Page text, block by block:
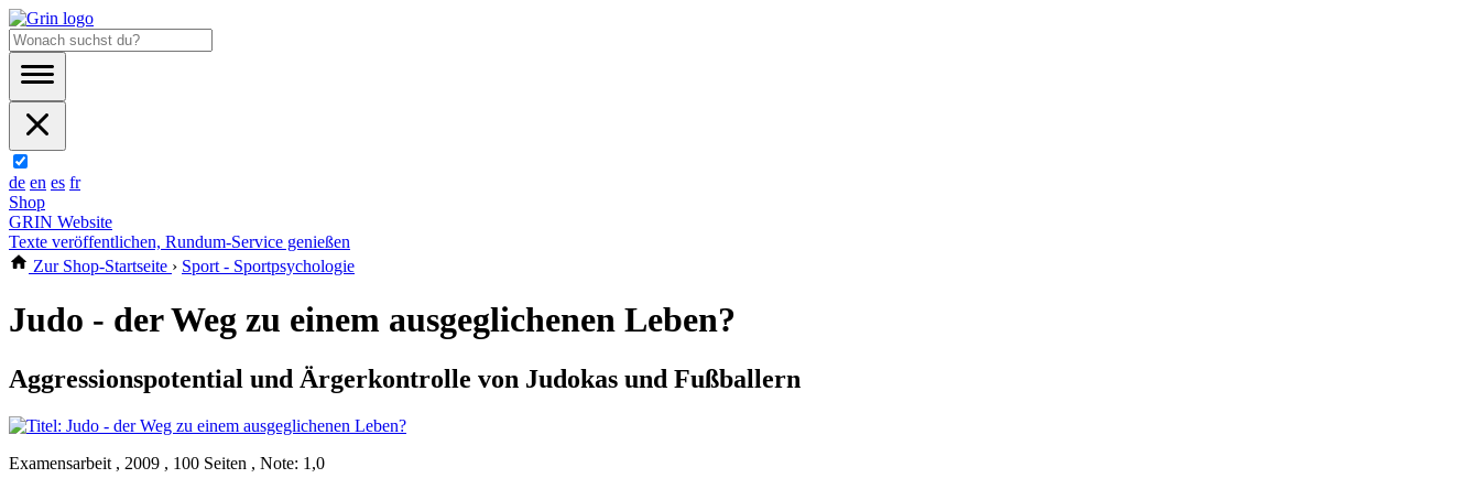
de en es fr
Shop
GRIN Website
Texte veröffentlichen, Rundum-Service genießen
Zur Shop-Startseite › Sport - Sportpsychologie
Judo - der Weg zu einem ausgeglichenen Leben?
Aggressionspotential und Ärgerkontrolle von Judokas und Fußballern
Examensarbeit , 2009 , 100 Seiten , Note: 1,0